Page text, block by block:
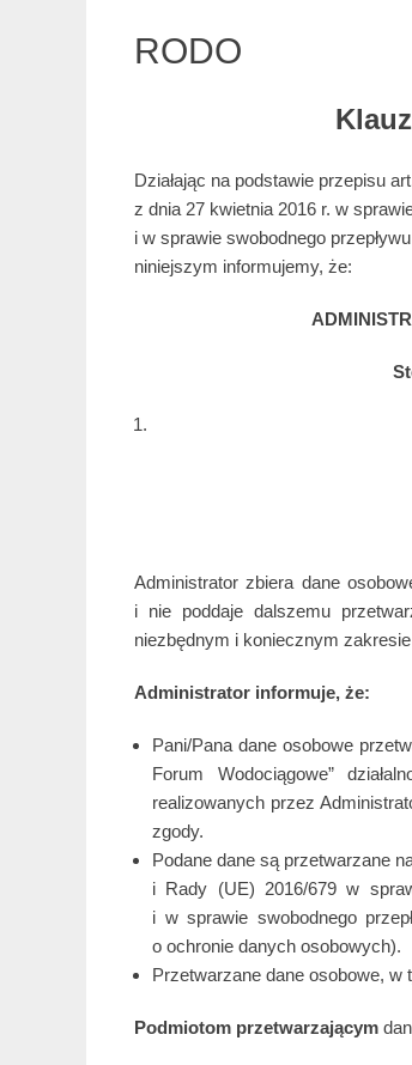
RODO
Działając na podstawie przepisu
z dnia 27 kwietnia 2016 r. w
i w sprawie swobodnego
niniejszym informujemy, że:
Administrator zbiera dane
i nie poddaje dalszemu
niezbędnym i koniecznym
Administrator informuje, że:
Pani/Pana dane osobowe
Forum Wodociągowe”
realizowanych przez
zgody.
Podane dane są przetwarzane
i Rady (UE) 2016/679 w
i w sprawie swobodnego
o ochronie danych osobowych).
Przetwarzane dane osobowe,
Podmiotom przetwarzającym